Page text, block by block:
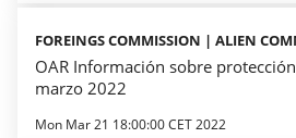
FOREINGS COMMISSION | ALIEN
OAR Información sobre
marzo 2022
Mon Mar 21 18:00:00 CET 2022